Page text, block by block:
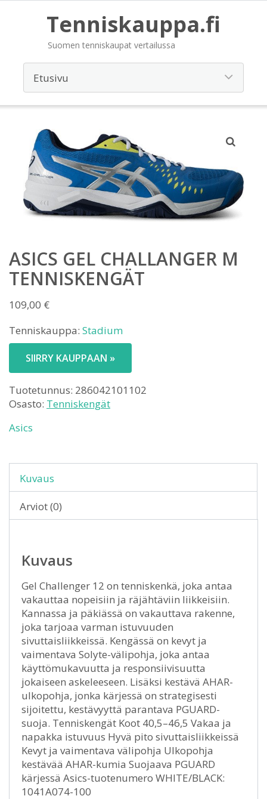
Tenniskauppa.fi
Suomen tenniskaupat vertailussa
ASICS GEL CHALLANGER M
TENNISKENGÄT
109,00 €
Tenniskauppa: Stadium
SIIRRY KAUPPAAN »
Tuotetunnus: 286042101102
Osasto: Tenniskengät
Asics
Kuvaus
Arviot (0)
Kuvaus
Gel Challenger 12 on tenniskenkä, joka antaa
vakauttaa nopeisiin ja räjähtäviin liikkeisiin.
Kannassa ja päkiässä on vakauttava rakenne,
joka tarjoaa varman istuvuuden
sivuttaisliikkeissä. Kengässä on kevyt ja
vaimentava Solyte-välipohja, joka antaa
käyttömukavuutta ja responsiivisuutta
jokaiseen askeleeseen. Lisäksi kestävä AHAR-
ulkopohja, jonka kärjessä on strategisesti
sijoitettu, kestävyyttä parantava PGUARD-
suoja. Tenniskengät Koot 40,5–46,5 Vakaa ja
napakka istuvuus Hyvä pito sivuttaisliikkeissä
Kevyt ja vaimentava välipohja Ulkopohja
kestävää AHAR-kumia Suojaava PGUARD
kärjessä Asics-tuotenumero WHITE/BLACK:
1041A074-100